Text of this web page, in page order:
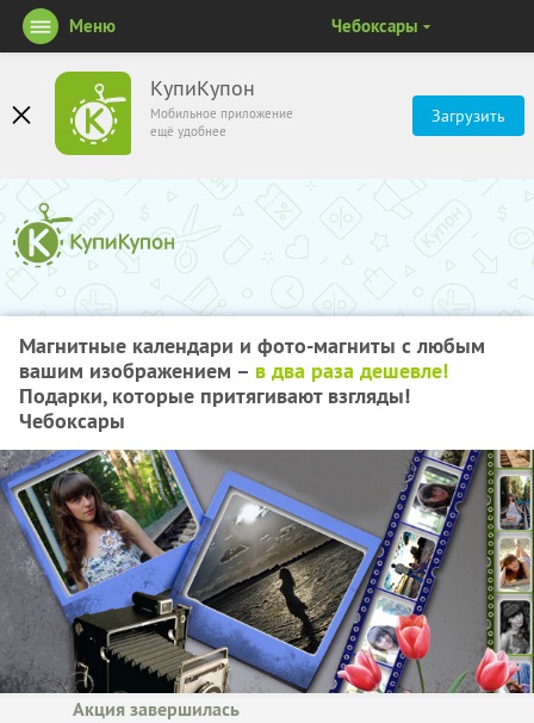
КупиКупон
Мобильное приложение
ещё удобнее
Загрузить
Меню Чебоксары
Магнитные календари и фото-магниты с любым
вашим изображением – в два раза дешевле!
Подарки, которые притягивают взгляды!
Чебоксары
Акция завершилась